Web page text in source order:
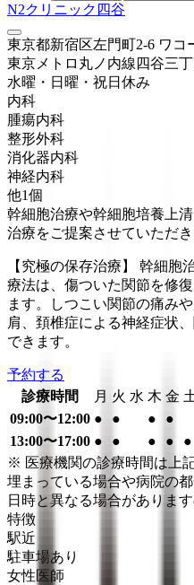
N2クリニック四谷
東京都新宿区左門町2-6 ワコ
東京メトロ丸ノ内線 四谷三丁
水曜・日曜・祝日 休み
内科
腫瘍内科
整形外科
消化器内科
神経内科
他1個
幹細胞治療や幹細胞培養上
治療をご提案させていただき
【究極の保存治療】 幹細胞
療法は、傷ついた関節を修
ます。しつこい関節の痛み
肩、頚椎症による神経症状
できます。
予約する
診療時間
月 火 水 木 金
09:00〜12:00 ● ● ●
●
13:00〜17:00 ● ● ● ●
●
※ 医療機関の診療時間は上
埋まっている場合や病院の
日時と異なる場合がありま
特徴
駅近
駐車場あり
女性医師